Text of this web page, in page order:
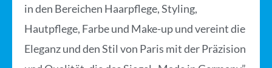
in den Bereichen Haarpflege, Styling,
Hautpflege, Farbe und Make-up und vereint die
Eleganz und den Stil von Paris mit der Präzision